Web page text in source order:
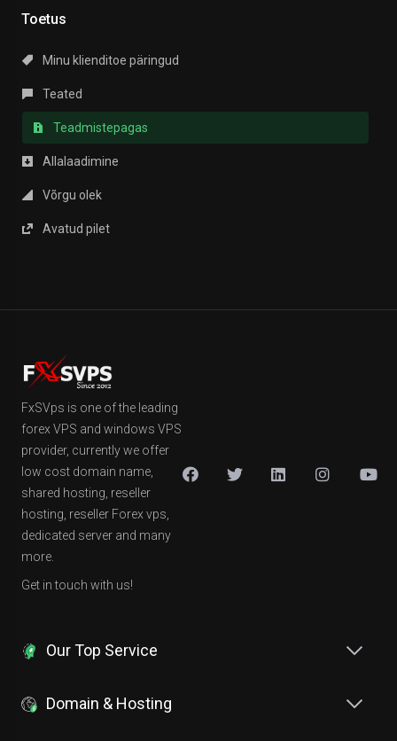
Toetus
Minu klienditoe päringud
Teated
Teadmistepagas
Allalaadimine
Võrgu olek
Avatud pilet
FxSVps is one of the leading
forex VPS and windows VPS
provider, currently we offer
low cost domain name,
shared hosting, reseller
hosting, reseller Forex vps,
dedicated server and many
more.
Get in touch with us!
Our Top Service
Domain & Hosting